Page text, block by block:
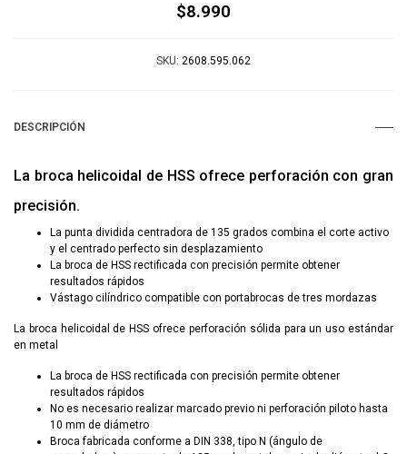
$8.990
SKU: 2608.595.062
DESCRIPCIÓN
La broca helicoidal de HSS ofrece perforación con gran
precisión.
La punta dividida centradora de 135 grados combina el corte activo
y el centrado perfecto sin desplazamiento
La broca de HSS rectificada con precisión permite obtener
resultados rápidos
Vástago cilíndrico compatible con portabrocas de tres mordazas
La broca helicoidal de HSS ofrece perforación sólida para un uso estándar
en metal
La broca de HSS rectificada con precisión permite obtener
resultados rápidos
No es necesario realizar marcado previo ni perforación piloto hasta
10 mm de diámetro
Broca fabricada conforme a DIN 338, tipo N (ángulo de